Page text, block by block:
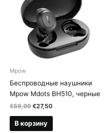
Mpow
Беспроводные наушники
Mpow Mdots BH510, черные
€59,99 Первоначальная
составляла
€59,99.
€27,50Текущая
В корзину